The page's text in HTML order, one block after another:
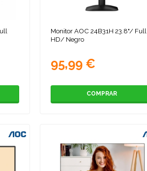
Monitor AOC 24B31H 23.8"/ Full
HD/ Negro
95,99 €
COMPRAR